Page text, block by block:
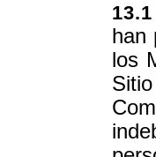
13.1
han
los